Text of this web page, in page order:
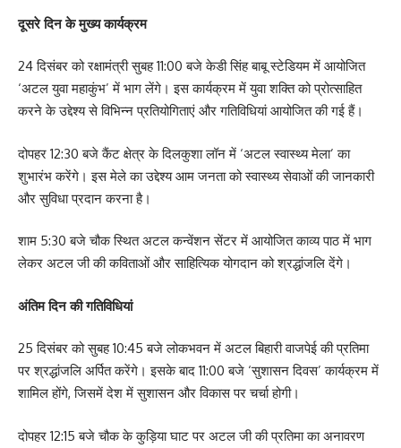
दूसरे दिन के मुख्य कार्यक्रम
24 दिसंबर को रक्षामंत्री सुबह 11:00 बजे केडी सिंह बाबू स्टेडियम में आयोजित
‘अटल युवा महाकुंभ’ में भाग लेंगे। इस कार्यक्रम में युवा शक्ति को प्रोत्साहित
करने के उद्देश्य से विभिन्न प्रतियोगिताएं और गतिविधियां आयोजित की गई हैं।
दोपहर 12:30 बजे कैंट क्षेत्र के दिलकुशा लॉन में ‘अटल स्वास्थ्य मेला’ का
शुभारंभ करेंगे। इस मेले का उद्देश्य आम जनता को स्वास्थ्य सेवाओं की जानकारी
और सुविधा प्रदान करना है।
शाम 5:30 बजे चौक स्थित अटल कन्वेंशन सेंटर में आयोजित काव्य पाठ में भाग
लेकर अटल जी की कविताओं और साहित्यिक योगदान को श्रद्धांजलि देंगे।
अंतिम दिन की गतिविधियां
25 दिसंबर को सुबह 10:45 बजे लोकभवन में अटल बिहारी वाजपेई की प्रतिमा
पर श्रद्धांजलि अर्पित करेंगे। इसके बाद 11:00 बजे ‘सुशासन दिवस’ कार्यक्रम में
शामिल होंगे, जिसमें देश में सुशासन और विकास पर चर्चा होगी।
दोपहर 12:15 बजे चौक के कुड़िया घाट पर अटल जी की प्रतिमा का अनावरण